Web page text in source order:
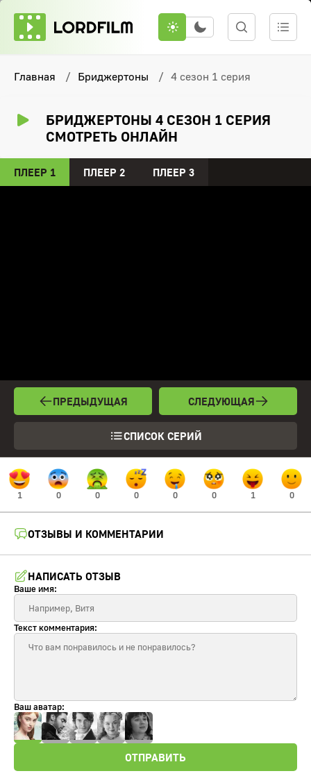
Главная Бриджертоны 4 сезон 1 серия
БРИДЖЕРТОНЫ 4 СЕЗОН 1 СЕРИЯ
СМОТРЕТЬ ОНЛАЙН
ПЛЕЕР 1 ПЛЕЕР 2 ПЛЕЕР 3
ПРЕДЫДУЩАЯ
СПИСОК СЕРИЙ
СЛЕДУЮЩАЯ
1 0 0 0 0 0 1 0
ОТЗЫВЫ И КОММЕНТАРИИ
НАПИСАТЬ ОТЗЫВ
Ваше имя:
Текст комментария:
Ваш аватар:
ОТПРАВИТЬ